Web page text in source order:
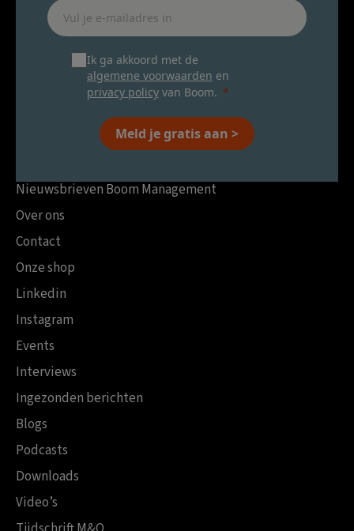
Ik ga akkoord met de
algemene voorwaarden en
privacy policy van Boom.
Meld je gratis aan >
Nieuwsbrieven Boom Management
Over ons
Contact
Onze shop
Linkedin
Instagram
Events
Interviews
Ingezonden berichten
Blogs
Podcasts
Downloads
Video’s